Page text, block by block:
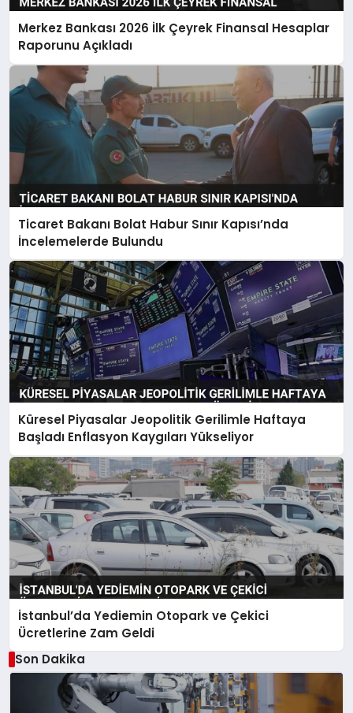
Merkez Bankası 2026 İlk Çeyrek Finansal Hesaplar
Raporunu Açıkladı
Ticaret Bakanı Bolat Habur Sınır Kapısı’nda
İncelemelerde Bulundu
Küresel Piyasalar Jeopolitik Gerilimle Haftaya
Başladı Enflasyon Kaygıları Yükseliyor
İstanbul’da Yediemin Otopark ve Çekici
Ücretlerine Zam Geldi
Son Dakika